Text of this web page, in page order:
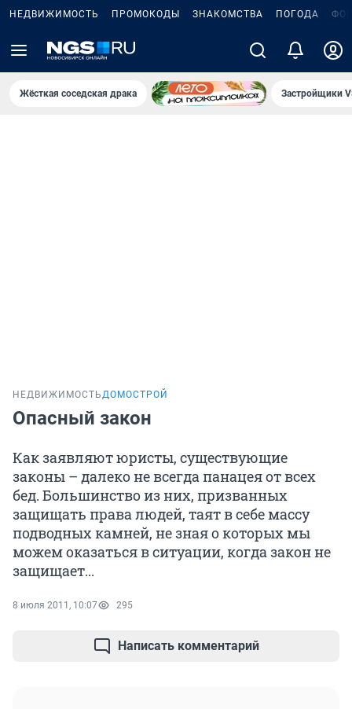
НЕДВИЖИМОСТЬ ПРОМОКОДЫ ЗНАКОМСТВА ПОГОДА
Жёсткая соседская драка Застройщики
НЕДВИЖИМОСТЬДОМОСТРОЙ
Опасный закон
Как заявляют юристы, существующие
законы – далеко не всегда панацея от всех
бед. Большинство из них, призванных
защищать права людей, таят в себе массу
подводных камней, не зная о которых мы
можем оказаться в ситуации, когда закон не
защищает...
8 июля 2011, 10:07 295
Написать комментарий